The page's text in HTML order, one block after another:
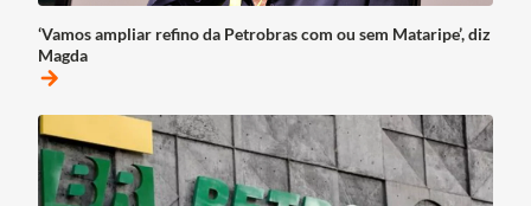
‘Vamos ampliar refino da Petrobras com ou sem Mataripe’, diz
Magda
arrow_forward